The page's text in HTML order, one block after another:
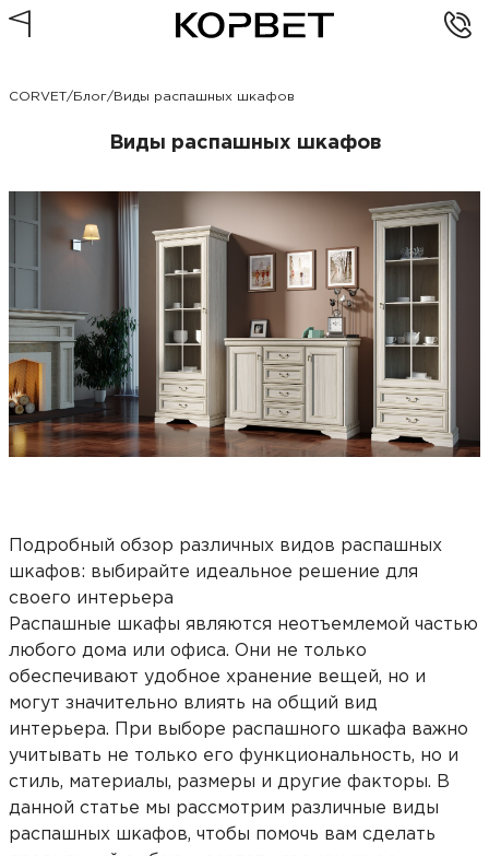
CORVET/Блог/Виды распашных шкафов
Виды распашных шкафов
Подробный обзор различных видов распашных
шкафов: выбирайте идеальное решение для
своего интерьера
Распашные шкафы являются неотъемлемой частью
любого дома или офиса. Они не только
обеспечивают удобное хранение вещей, но и
могут значительно влиять на общий вид
интерьера. При выборе распашного шкафа важно
учитывать не только его функциональность, но и
стиль, материалы, размеры и другие факторы. В
данной статье мы рассмотрим различные виды
распашных шкафов, чтобы помочь вам сделать